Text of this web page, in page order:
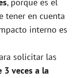
, porque es el
tener en cuenta
interno es
solicitar las
3 veces a la